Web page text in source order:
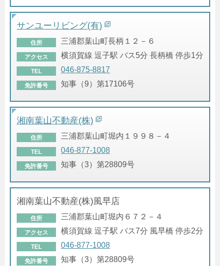
サンユーリビング(有)
住所 三浦郡葉山町長柄１２－６
アクセス 横須賀線 逗子駅 バス5分 長柄橋 停歩1分
TEL 046-875-8817
免許番号 知事（9）第17106号
湘南葉山不動産(株)
住所 三浦郡葉山町堀内１９９８－４
TEL 046-877-1008
免許番号 知事（3）第28809号
湘南葉山不動産(株)風早店
住所 三浦郡葉山町堀内６７２－４
アクセス 横須賀線 逗子駅 バス7分 風早橋 停歩2分
TEL 046-877-1008
免許番号 知事（3）第28809号